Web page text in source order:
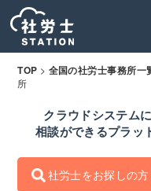
TOP > 全国の社労士事務所一
所
クラウドシステム
相談ができるプラッ
社労士をお探しの方